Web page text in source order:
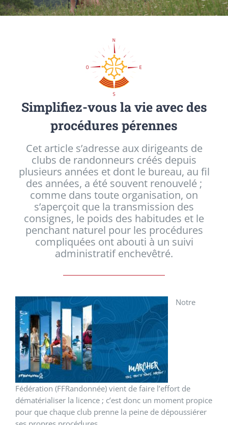
Simplifiez-vous la vie avec des
procédures pérennes
Cet article s’adresse aux dirigeants de
clubs de randonneurs créés depuis
plusieurs années et dont le bureau, au fil
des années, a été souvent renouvelé ;
comme dans toute organisation, on
s’aperçoit que la transmission des
consignes, le poids des habitudes et le
penchant naturel pour les procédures
compliquées ont abouti à un suivi
administratif enchevêtré.
Notre
Fédération (FFRandonnée) vient de faire l’effort de
dématérialiser la licence ; c’est donc un moment propice
pour que chaque club prenne la peine de dépoussiérer